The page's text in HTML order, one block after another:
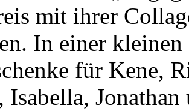
mit ihrer
In einer
für Kene,
Isabella, Jonathan